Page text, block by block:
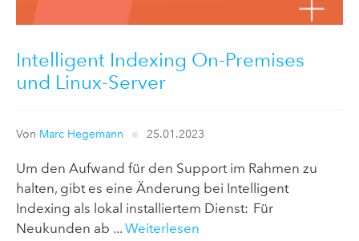
Intelligent Indexing On-Premises
und Linux-Server
Von Marc Hegemann 25.01.2023
Um den Aufwand für den Support im Rahmen zu
halten, gibt es eine Änderung bei Intelligent
Indexing als lokal installiertem Dienst: Für
Neukunden ab ... Weiterlesen